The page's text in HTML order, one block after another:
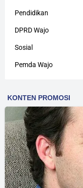
Pendidikan
DPRD Wajo
Sosial
Pemda Wajo